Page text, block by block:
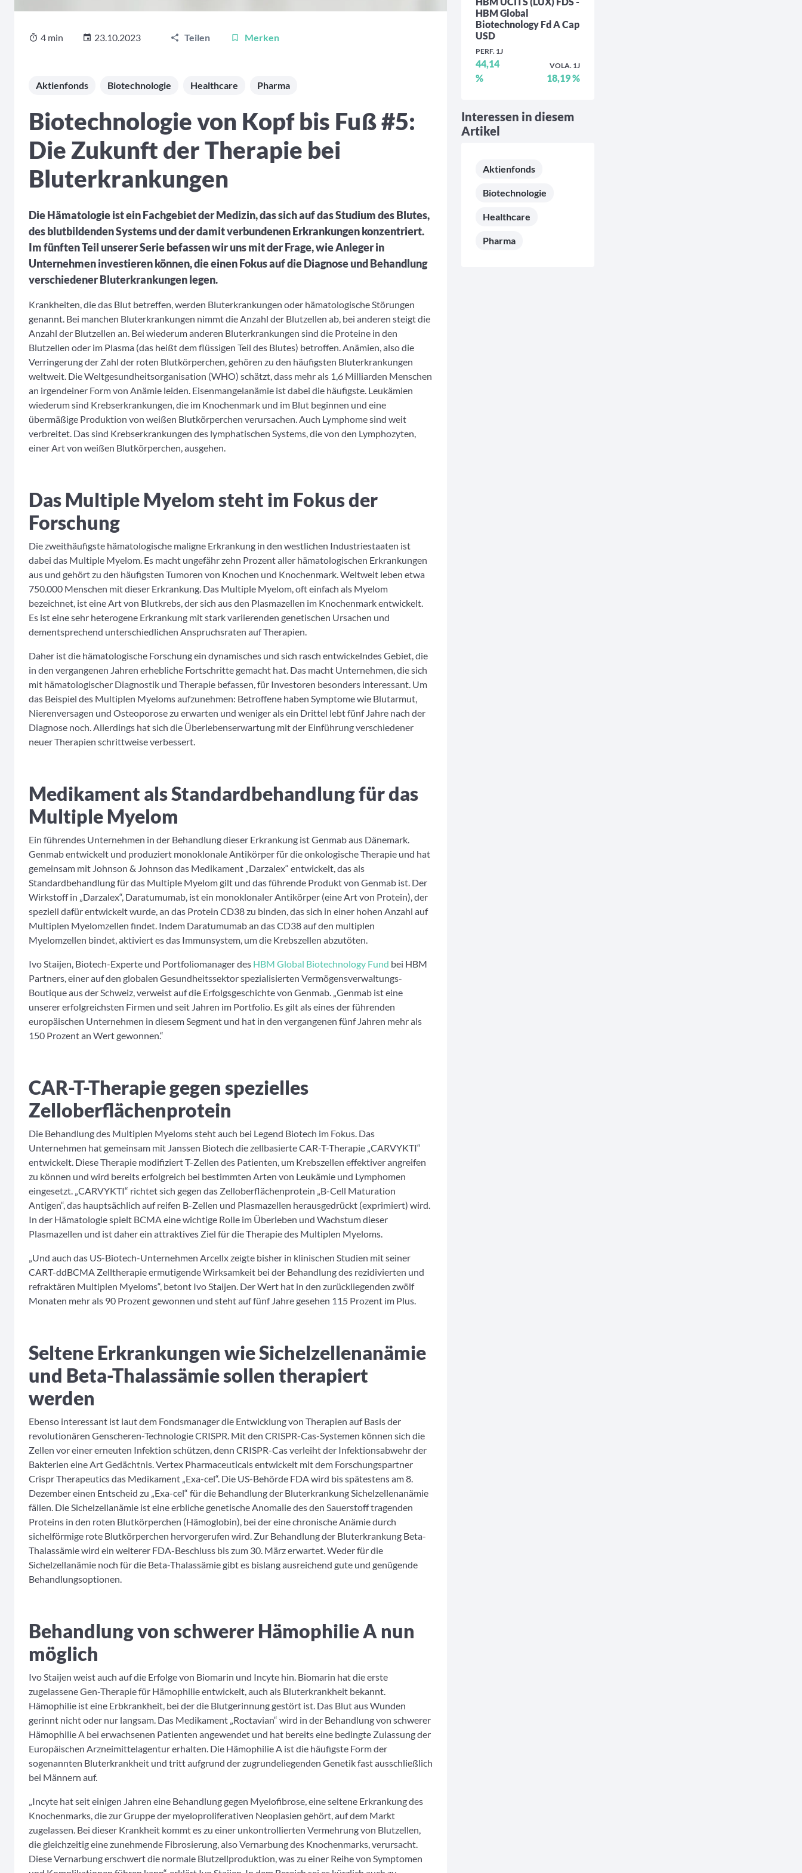
4 min 23.10.2023 Teilen Merken
Aktienfonds Biotechnologie Healthcare Pharma
Biotechnologie von Kopf bis Fuß #5:
Die Zukunft der Therapie bei
Bluterkrankungen
Die Hämatologie ist ein Fachgebiet der Medizin, das sich auf das Studium des Blutes,
des blutbildenden Systems und der damit verbundenen Erkrankungen konzentriert.
Im fünften Teil unserer Serie befassen wir uns mit der Frage, wie Anleger in
Unternehmen investieren können, die einen Fokus auf die Diagnose und Behandlung
verschiedener Bluterkrankungen legen.
Krankheiten, die das Blut betreffen, werden Bluterkrankungen oder hämatologische Störungen
genannt. Bei manchen Bluterkrankungen nimmt die Anzahl der Blutzellen ab, bei anderen steigt die
Anzahl der Blutzellen an. Bei wiederum anderen Bluterkrankungen sind die Proteine in den
Blutzellen oder im Plasma (das heißt dem flüssigen Teil des Blutes) betroffen. Anämien, also die
Verringerung der Zahl der roten Blutkörperchen, gehören zu den häufigsten Bluterkrankungen
weltweit. Die Weltgesundheitsorganisation (WHO) schätzt, dass mehr als 1,6 Milliarden Menschen
an irgendeiner Form von Anämie leiden. Eisenmangelanämie ist dabei die häufigste. Leukämien
wiederum sind Krebserkrankungen, die im Knochenmark und im Blut beginnen und eine
übermäßige Produktion von weißen Blutkörperchen verursachen. Auch Lymphome sind weit
verbreitet. Das sind Krebserkrankungen des lymphatischen Systems, die von den Lymphozyten,
einer Art von weißen Blutkörperchen, ausgehen.
Das Multiple Myelom steht im Fokus der
Forschung
Die zweithäufigste hämatologische maligne Erkrankung in den westlichen Industriestaaten ist
dabei das Multiple Myelom. Es macht ungefähr zehn Prozent aller hämatologischen Erkrankungen
aus und gehört zu den häufigsten Tumoren von Knochen und Knochenmark. Weltweit leben etwa
750.000 Menschen mit dieser Erkrankung. Das Multiple Myelom, oft einfach als Myelom
bezeichnet, ist eine Art von Blutkrebs, der sich aus den Plasmazellen im Knochenmark entwickelt.
Es ist eine sehr heterogene Erkrankung mit stark variierenden genetischen Ursachen und
dementsprechend unterschiedlichen Anspruchsraten auf Therapien.
Daher ist die hämatologische Forschung ein dynamisches und sich rasch entwickelndes Gebiet, die
in den vergangenen Jahren erhebliche Fortschritte gemacht hat. Das macht Unternehmen, die sich
mit hämatologischer Diagnostik und Therapie befassen, für Investoren besonders interessant. Um
das Beispiel des Multiplen Myeloms aufzunehmen: Betroffene haben Symptome wie Blutarmut,
Nierenversagen und Osteoporose zu erwarten und weniger als ein Drittel lebt fünf Jahre nach der
Diagnose noch. Allerdings hat sich die Überlebenserwartung mit der Einführung verschiedener
neuer Therapien schrittweise verbessert.
Medikament als Standardbehandlung für das
Multiple Myelom
Ein führendes Unternehmen in der Behandlung dieser Erkrankung ist Genmab aus Dänemark.
Genmab entwickelt und produziert monoklonale Antikörper für die onkologische Therapie und hat
gemeinsam mit Johnson & Johnson das Medikament „Darzalex“ entwickelt, das als
Standardbehandlung für das Multiple Myelom gilt und das führende Produkt von Genmab ist. Der
Wirkstoff in „Darzalex“, Daratumumab, ist ein monoklonaler Antikörper (eine Art von Protein), der
speziell dafür entwickelt wurde, an das Protein CD38 zu binden, das sich in einer hohen Anzahl auf
Multiplen Myelomzellen findet. Indem Daratumumab an das CD38 auf den multiplen
Myelomzellen bindet, aktiviert es das Immunsystem, um die Krebszellen abzutöten.
Ivo Staijen, Biotech-Experte und Portfoliomanager des HBM Global Biotechnology Fund bei HBM
Partners, einer auf den globalen Gesundheitssektor spezialisierten Vermögensverwaltungs-
Boutique aus der Schweiz, verweist auf die Erfolgsgeschichte von Genmab. „Genmab ist eine
unserer erfolgreichsten Firmen und seit Jahren im Portfolio. Es gilt als eines der führenden
europäischen Unternehmen in diesem Segment und hat in den vergangenen fünf Jahren mehr als
150 Prozent an Wert gewonnen.“
CAR-T-Therapie gegen spezielles
Zelloberflächenprotein
Die Behandlung des Multiplen Myeloms steht auch bei Legend Biotech im Fokus. Das
Unternehmen hat gemeinsam mit Janssen Biotech die zellbasierte CAR-T-Therapie „CARVYKTI“
entwickelt. Diese Therapie modifiziert T-Zellen des Patienten, um Krebszellen effektiver angreifen
zu können und wird bereits erfolgreich bei bestimmten Arten von Leukämie und Lymphomen
eingesetzt. „CARVYKTI“ richtet sich gegen das Zelloberflächenprotein „B-Cell Maturation
Antigen“, das hauptsächlich auf reifen B-Zellen und Plasmazellen herausgedrückt (exprimiert) wird.
In der Hämatologie spielt BCMA eine wichtige Rolle im Überleben und Wachstum dieser
Plasmazellen und ist daher ein attraktives Ziel für die Therapie des Multiplen Myeloms.
„Und auch das US-Biotech-Unternehmen Arcellx zeigte bisher in klinischen Studien mit seiner
CART-ddBCMA Zelltherapie ermutigende Wirksamkeit bei der Behandlung des rezidivierten und
refraktären Multiplen Myeloms“, betont Ivo Staijen. Der Wert hat in den zurückliegenden zwölf
Monaten mehr als 90 Prozent gewonnen und steht auf fünf Jahre gesehen 115 Prozent im Plus.
Seltene Erkrankungen wie Sichelzellenanämie
und Beta-Thalassämie sollen therapiert
werden
Ebenso interessant ist laut dem Fondsmanager die Entwicklung von Therapien auf Basis der
revolutionären Genscheren-Technologie CRISPR. Mit den CRISPR-Cas-Systemen können sich die
Zellen vor einer erneuten Infektion schützen, denn CRISPR-Cas verleiht der Infektionsabwehr der
Bakterien eine Art Gedächtnis. Vertex Pharmaceuticals entwickelt mit dem Forschungspartner
Crispr Therapeutics das Medikament „Exa-cel“. Die US-Behörde FDA wird bis spätestens am 8.
Dezember einen Entscheid zu „Exa-cel“ für die Behandlung der Bluterkrankung Sichelzellenanämie
fällen. Die Sichelzellanämie ist eine erbliche genetische Anomalie des den Sauerstoff tragenden
Proteins in den roten Blutkörperchen (Hämoglobin), bei der eine chronische Anämie durch
sichelförmige rote Blutkörperchen hervorgerufen wird. Zur Behandlung der Bluterkrankung Beta-
Thalassämie wird ein weiterer FDA-Beschluss bis zum 30. März erwartet. Weder für die
Sichelzellanämie noch für die Beta-Thalassämie gibt es bislang ausreichend gute und genügende
Behandlungsoptionen.
Behandlung von schwerer Hämophilie A nun
möglich
Ivo Staijen weist auch auf die Erfolge von Biomarin und Incyte hin. Biomarin hat die erste
zugelassene Gen-Therapie für Hämophilie entwickelt, auch als Bluterkrankheit bekannt.
Hämophilie ist eine Erbkrankheit, bei der die Blutgerinnung gestört ist. Das Blut aus Wunden
gerinnt nicht oder nur langsam. Das Medikament „Roctavian“ wird in der Behandlung von schwerer
Hämophilie A bei erwachsenen Patienten angewendet und hat bereits eine bedingte Zulassung der
Europäischen Arzneimittelagentur erhalten. Die Hämophilie A ist die häufigste Form der
sogenannten Bluterkrankheit und tritt aufgrund der zugrundeliegenden Genetik fast ausschließlich
bei Männern auf.
„Incyte hat seit einigen Jahren eine Behandlung gegen Myelofibrose, eine seltene Erkrankung des
Knochenmarks, die zur Gruppe der myeloproliferativen Neoplasien gehört, auf dem Markt
zugelassen. Bei dieser Krankheit kommt es zu einer unkontrollierten Vermehrung von Blutzellen,
die gleichzeitig eine zunehmende Fibrosierung, also Vernarbung des Knochenmarks, verursacht.
Diese Vernarbung erschwert die normale Blutzellproduktion, was zu einer Reihe von Symptomen
HBM Global
Biotechnology Fd A Cap
USD
PERF. 1J
44,14
%
VOLA. 1J
18,19 %
Interessen in diesem
Artikel
Aktienfonds
Biotechnologie
Healthcare
Pharma